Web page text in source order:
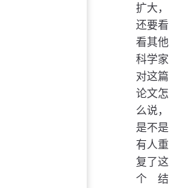
扩大，
还要看
看其他
科学家
对这篇
论文怎
么说，
是不是
有人重
复了这
个结